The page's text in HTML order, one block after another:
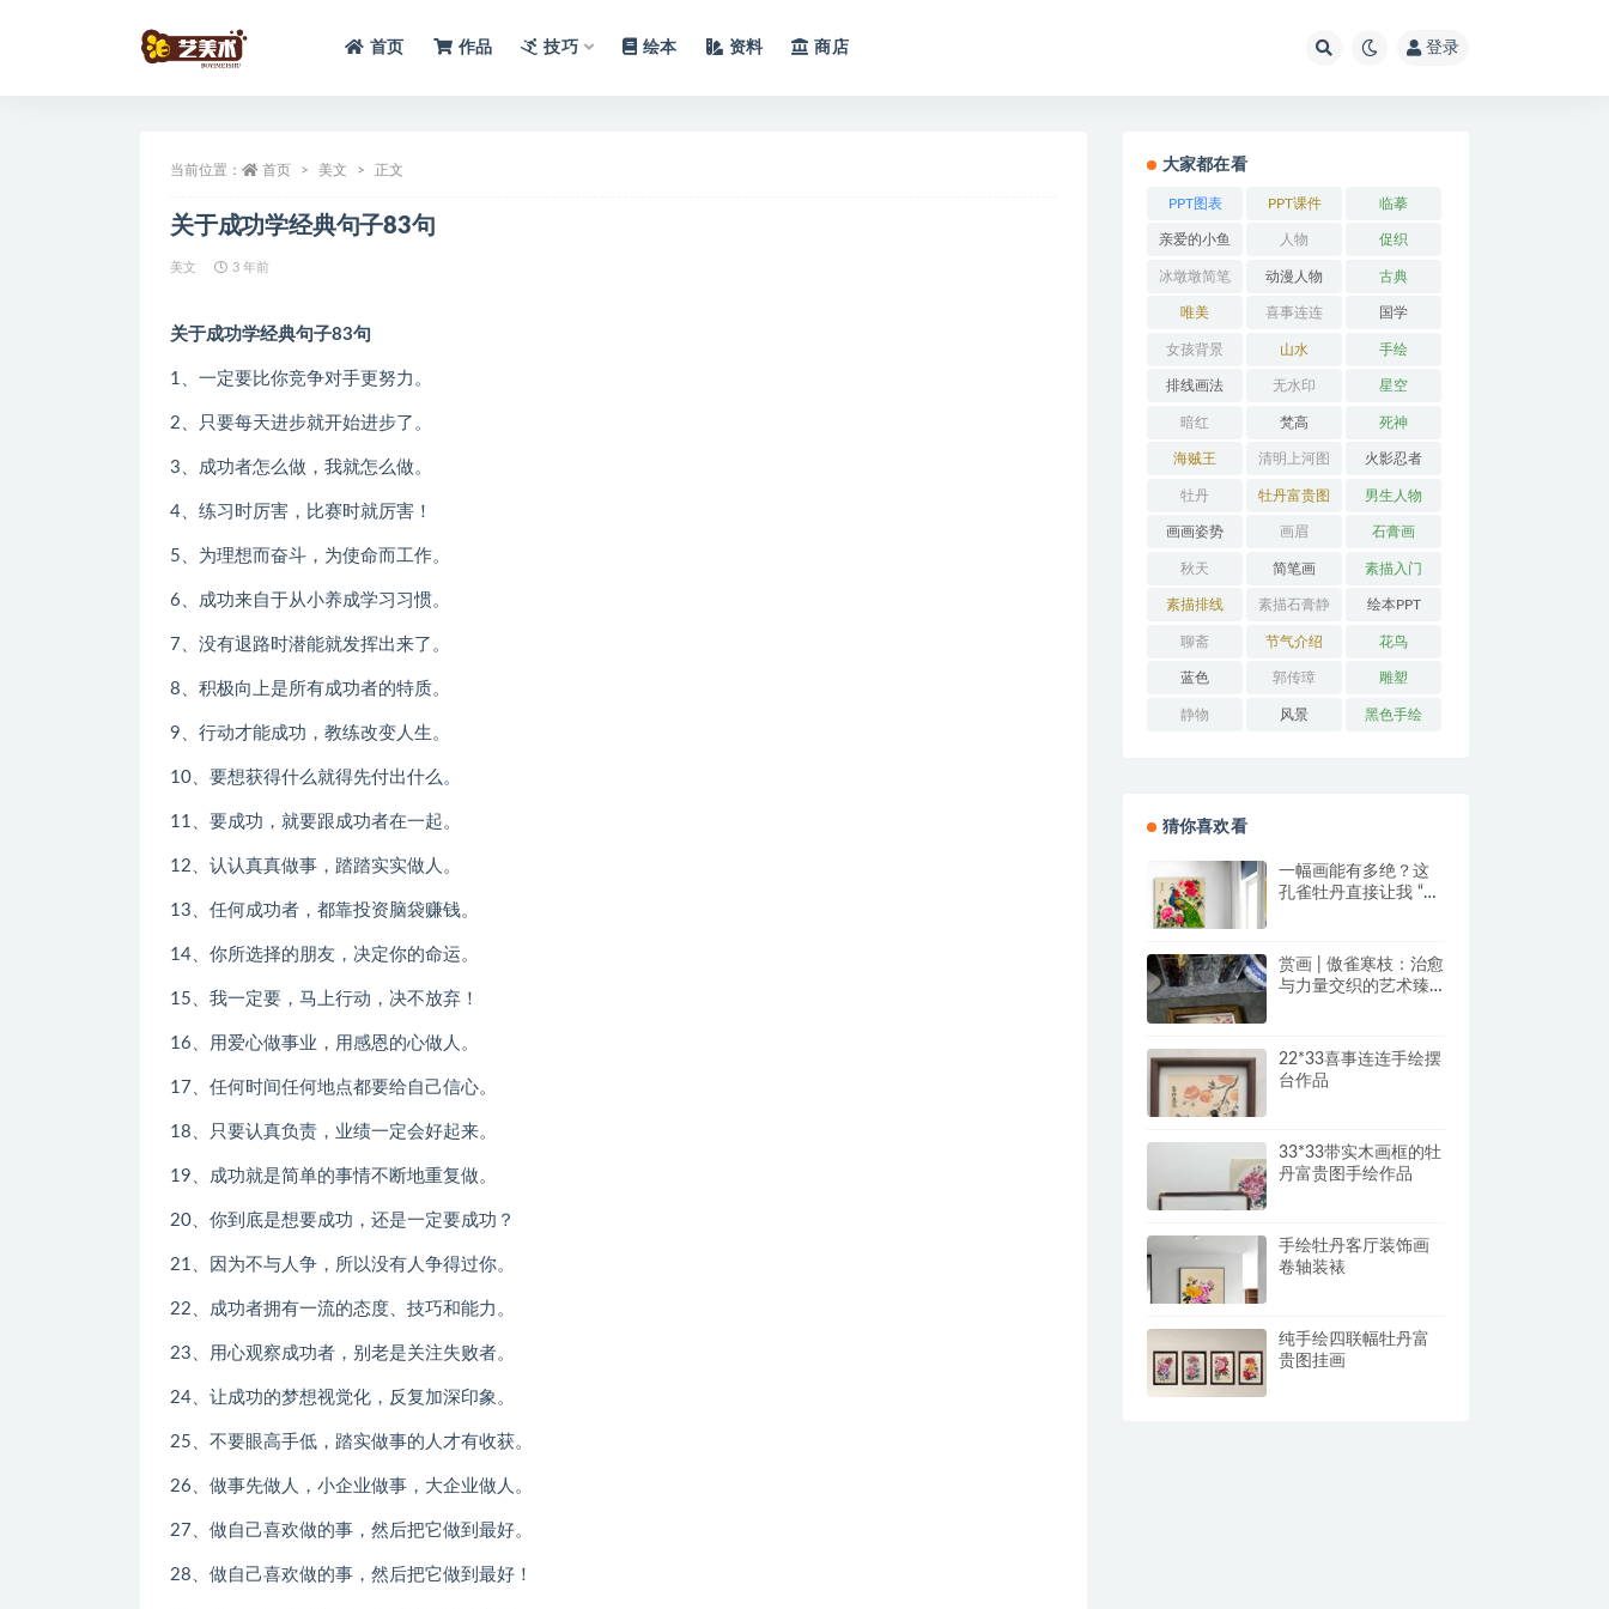
首页 作品 技巧 绘本 资料 商店 登录
当前位置： 首页 美文 正文
关于成功学经典句子83句
美文 3 年前
关于成功学经典句子83句
1、一定要比你竞争对手更努力。
2、只要每天进步就开始进步了。
3、成功者怎么做，我就怎么做。
4、练习时厉害，比赛时就厉害！
5、为理想而奋斗，为使命而工作。
6、成功来自于从小养成学习习惯。
7、没有退路时潜能就发挥出来了。
8、积极向上是所有成功者的特质。
9、行动才能成功，教练改变人生。
10、要想获得什么就得先付出什么。
11、要成功，就要跟成功者在一起。
12、认认真真做事，踏踏实实做人。
13、任何成功者，都靠投资脑袋赚钱。
14、你所选择的朋友，决定你的命运。
15、我一定要，马上行动，决不放弃！
16、用爱心做事业，用感恩的心做人。
17、任何时间任何地点都要给自己信心。
18、只要认真负责，业绩一定会好起来。
19、成功就是简单的事情不断地重复做。
20、你到底是想要成功，还是一定要成功？
21、因为不与人争，所以没有人争得过你。
22、成功者拥有一流的态度、技巧和能力。
23、用心观察成功者，别老是关注失败者。
24、让成功的梦想视觉化，反复加深印象。
25、不要眼高手低，踏实做事的人才有收获。
26、做事先做人，小企业做事，大企业做人。
27、做自己喜欢做的事，然后把它做到最好。
28、做自己喜欢做的事，然后把它做到最好！
大家都在看
PPT图表 PPT课件 临摹
亲爱的小鱼 人物 促织
冰墩墩简笔
画
动漫人物 古典
唯美 喜事连连 国学
女孩背景 山水 手绘
排线画法 无水印 星空
暗红 梵高 死神
海贼王 清明上河图 火影忍者
牡丹 牡丹富贵图 男生人物
画画姿势 画眉 石膏画
秋天 简笔画 素描入门
素描排线 素描石膏静
物
绘本PPT
聊斋 节气介绍 花鸟
蓝色 郭传璋 雕塑
静物 风景 黑色手绘
猜你喜欢看
一幅画能有多绝？这
孔雀牡丹直接让我 “哇
赏画 | 傲雀寒枝：治愈
与力量交织的艺术臻
22*33喜事连连手绘摆
台作品
33*33带实木画框的牡
丹富贵图手绘作品
手绘牡丹客厅装饰画
卷轴装裱
纯手绘四联幅牡丹富
贵图挂画